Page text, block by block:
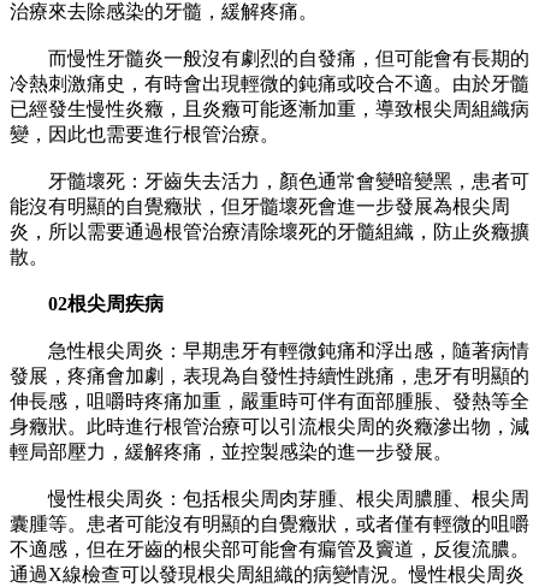
治療來去除感染的牙髓，緩解疼痛。
​而慢性牙髓炎一般沒有劇烈的自發痛，但可能會有長期的
冷熱刺激痛史，有時會出現輕微的鈍痛或咬合不適。由於牙髓
已經發生慢性炎癥，且炎癥可能逐漸加重，導致根尖周組織病
變，因此也需要進行根管治療。
​牙髓壞死：牙齒失去活力，顏色通常會變暗變黑，患者可
能沒有明顯的自覺癥狀，但牙髓壞死會進一步發展為根尖周
炎，所以需要通過根管治療清除壞死的牙髓組織，防止炎癥擴
散。
02根尖周疾病
​急性根尖周炎：早期患牙有輕微鈍痛和浮出感，隨著病情
發展，疼痛會加劇，表現為自發性持續性跳痛，患牙有明顯的
伸長感，咀嚼時疼痛加重，嚴重時可伴有面部腫脹、發熱等全
身癥狀。此時進行根管治療可以引流根尖周的炎癥滲出物，減
輕局部壓力，緩解疼痛，並控製感染的進一步發展。
​慢性根尖周炎：包括根尖周肉芽腫、根尖周膿腫、根尖周
囊腫等。患者可能沒有明顯的自覺癥狀，或者僅有輕微的咀嚼
不適感，但在牙齒的根尖部可能會有瘺管及竇道，反復流膿。
通過X線檢查可以發現根尖周組織的病變情況。慢性根尖周炎